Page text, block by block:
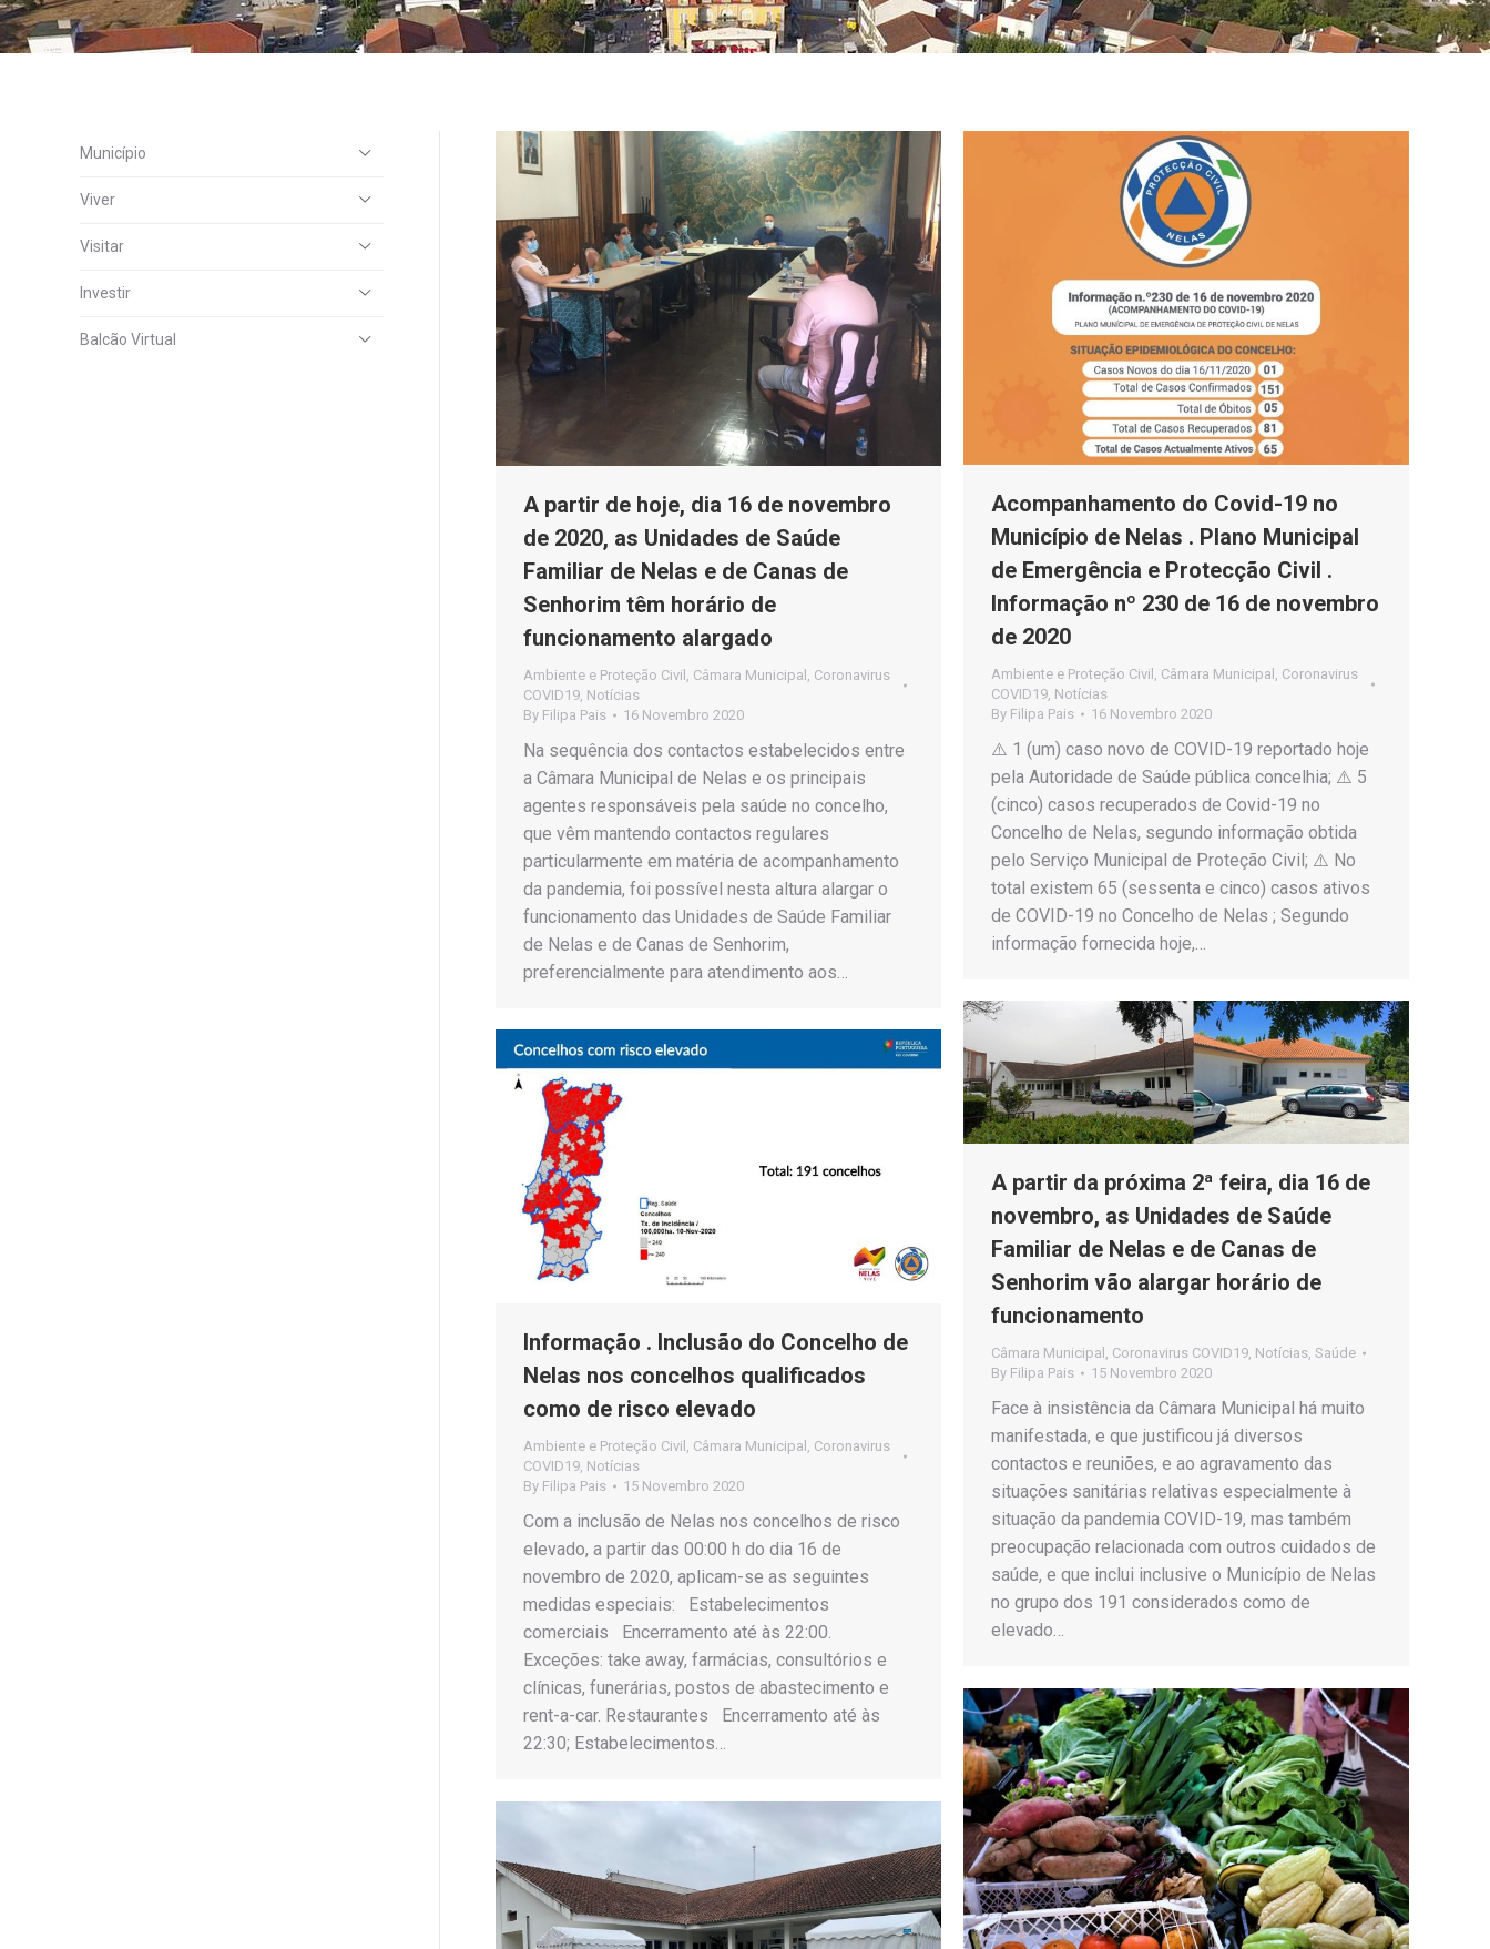
A partir de hoje, dia 16 de novembro
de 2020, as Unidades de Saúde
Familiar de Nelas e de Canas de
Senhorim têm horário de
funcionamento alargado
Ambiente e Proteção Civil Câmara Municipal
Coronavirus
COVID19 Notícias
By Filipa Pais 16 Novembro 2020
Na sequência dos contactos estabelecidos entre
a Câmara Municipal de Nelas e os principais
agentes responsáveis pela saúde no concelho,
que vêm mantendo contactos regulares
particularmente em matéria de acompanhamento
da pandemia, foi possível nesta altura alargar o
funcionamento das Unidades de Saúde Familiar
de Nelas e de Canas de Senhorim,
preferencialmente para atendimento aos…
Acompanhamento do Covid-19 no
Município de Nelas . Plano Municipal
de Emergência e Protecção Civil .
Informação nº 230 de 16 de novembro
de 2020
Ambiente e Proteção Civil Câmara Municipal Coronavirus
COVID19 Notícias
By Filipa Pais 16 Novembro 2020
⚠️ 1 (um) caso novo de COVID-19 reportado hoje
pela Autoridade de Saúde pública concelhia; ⚠️ 5
(cinco) casos recuperados de Covid-19 no
Concelho de Nelas, segundo informação obtida
pelo Serviço Municipal de Proteção Civil; ⚠️ No
total existem 65 (sessenta e cinco) casos ativos
de COVID-19 no Concelho de Nelas ; Segundo
informação fornecida hoje,…
A partir da próxima 2ª feira, dia 16 de
novembro, as Unidades de Saúde
Familiar de Nelas e de Canas de
Senhorim vão alargar horário de
funcionamento
Câmara Municipal Coronavirus COVID19 Notícias Saúde
By Filipa Pais 15 Novembro 2020
Face à insistência da Câmara Municipal há muito
manifestada, e que justificou já diversos
contactos e reuniões, e ao agravamento das
situações sanitárias relativas especialmente à
situação da pandemia COVID-19, mas também
preocupação relacionada com outros cuidados de
saúde, e que inclui inclusive o Município de Nelas
no grupo dos 191 considerados como de
elevado…
Informação . Inclusão do Concelho de
Nelas nos concelhos qualificados
como de risco elevado
Ambiente e Proteção Civil Câmara Municipal
Coronavirus
COVID19 Notícias
By Filipa Pais 15 Novembro 2020
Com a inclusão de Nelas nos concelhos de risco
elevado, a partir das 00:00 h do dia 16 de
novembro de 2020, aplicam-se as seguintes
medidas especiais: Estabelecimentos
comerciais Encerramento até às 22:00.
Exceções: take away, farmácias, consultórios e
clínicas, funerárias, postos de abastecimento e
rent-a-car. Restaurantes Encerramento até às
22:30; Estabelecimentos…
Município
Viver
Visitar
Investir
Balcão Virtual